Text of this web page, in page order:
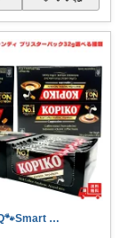
NikuQ🐾Smart Choice